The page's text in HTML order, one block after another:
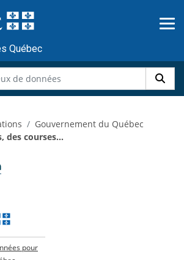
Québec
Gouvernement du Québec
des courses...
pour